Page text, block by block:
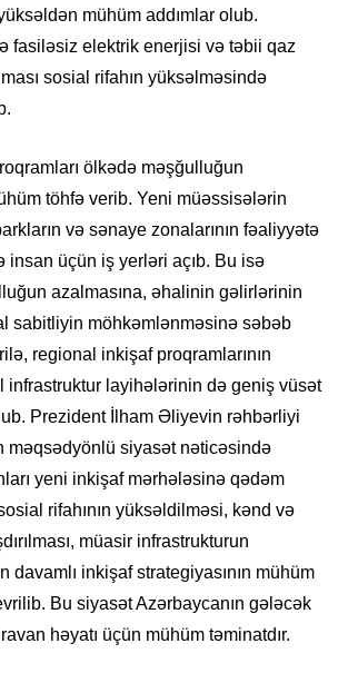
mühüm addımlar olub.
fasiləsiz elektrik enerjisi və təbii qaz
sosial rifahın yüksəlməsində
ölkədə məşğulluğun
töhfə verib. Yeni müəssisələrin
və sənaye zonalarının fəaliyyətə
insan üçün iş yerləri açıb. Bu isə
azalmasına, əhalinin gəlirlərinin
sabitliyin möhkəmlənməsinə səbəb
regional inkişaf proqramlarının
infrastruktur layihələrinin də geniş vüsət
Prezident İlham Əliyevin rəhbərliyi
məqsədyönlü siyasət nəticəsində
yeni inkişaf mərhələsinə qədəm
rifahının yüksəldilməsi, kənd və
müasir infrastrukturun
davamlı inkişaf strategiyasının mühüm
Bu siyasət Azərbaycanın gələcək
həyatı üçün mühüm təminatdır.